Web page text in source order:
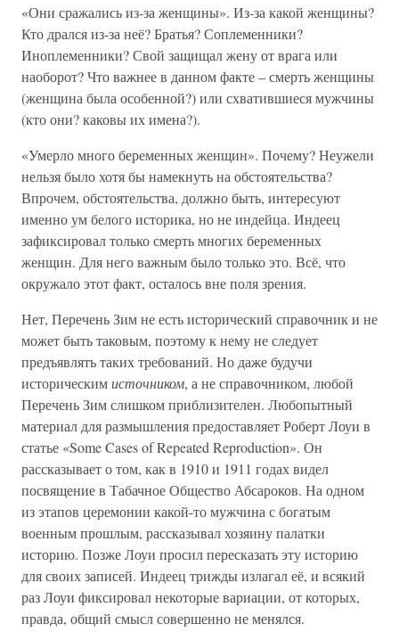
«Они сражались из-за женщины». Из-за какой женщины?
Кто дрался из-за неё? Братья? Соплеменники?
Иноплеменники? Свой защищал жену от врага или
наоборот? Что важнее в данном факте – смерть женщины
(женщина была особенной?) или схватившиеся мужчины
(кто они? каковы их имена?).
«Умерло много беременных женщин». Почему? Неужели
нельзя было хотя бы намекнуть на обстоятельства?
Впрочем, обстоятельства, должно быть, интересуют
именно ум белого историка, но не индейца. Индеец
зафиксировал только смерть многих беременных
женщин. Для него важным было только это. Всё, что
окружало этот факт, осталось вне поля зрения.
Нет, Перечень Зим не есть исторический справочник и не
может быть таковым, поэтому к нему не следует
предъявлять таких требований. Но даже будучи
историческимисточником, а не справочником, любой
Перечень Зим слишком приблизителен. Любопытный
материал для размышления предоставляет Роберт Лоуи в
статье «Some Cases of Repeated Reproduction». Он
рассказывает о том, как в 1910 и 1911 годах видел
посвящение в Табачное Общество Абсароков. На одном
из этапов церемонии какой-то мужчина с богатым
военным прошлым, рассказывал хозяину палатки
историю. Позже Лоуи просил пересказать эту историю
для своих записей. Индеец трижды излагал её, и всякий
раз Лоуи фиксировал некоторые вариации, от которых,
правда, общий смысл совершенно не менялся.